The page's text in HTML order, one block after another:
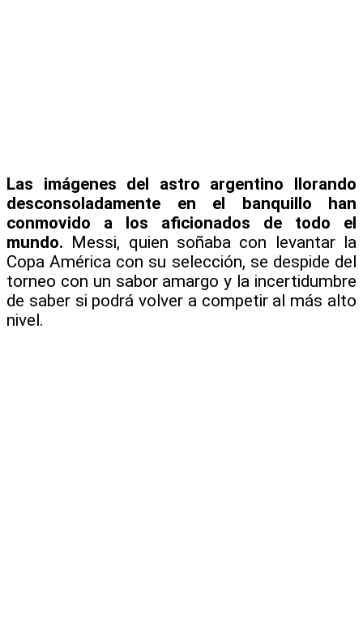
Las imágenes del astro argentino llorando
desconsoladamente en el banquillo han
conmovido a los aficionados de todo el
mundo. Messi, quien soñaba con levantar la
Copa América con su selección, se despide del
torneo con un sabor amargo y la incertidumbre
de saber si podrá volver a competir al más alto
nivel.